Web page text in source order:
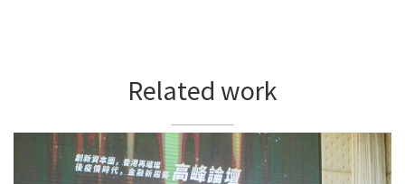
Related work